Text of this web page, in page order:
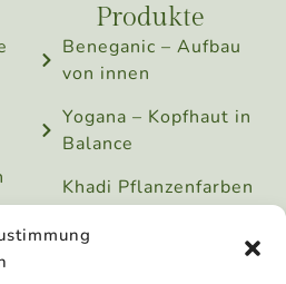
Produkte
Beneganic – Aufbau
von innen
Yogana – Kopfhaut in
Balance
Khadi Pflanzenfarben
Aufbau und Glanz